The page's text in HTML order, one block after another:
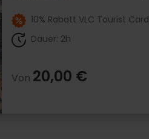
10% Rabatt VLC Tourist Card
Dauer: 2h
Von 20,00 €